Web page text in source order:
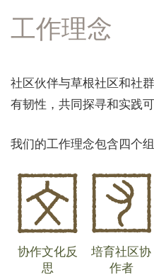
工作理念
社区伙伴与草根社区和社
有韧性，共同探寻和实践
我们的工作理念包含四个
协作文化反
思
培育社区协
作者